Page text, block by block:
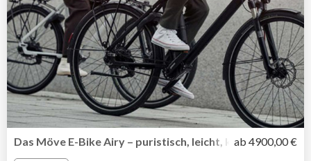
Das Möve E-Bike Airy – puristisch, leicht, kraftvoll
ab 4900,00 €